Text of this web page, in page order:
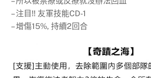
– 注目!! 友軍技能CD-1
– 增傷15%, 持續2回合